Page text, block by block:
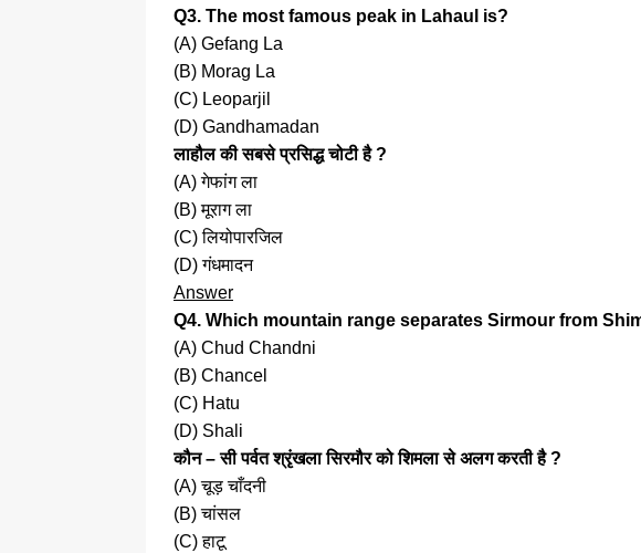
Q3. The most famous peak in Lahaul is?
(A) Gefang La
(B) Morag La
(C) Leoparjil
(D) Gandhamadan
लाहौल की सबसे प्रसिद्ध चोटी है ?
(A) गेफांग ला
(B) मूराग ला
(C) लियोपारजिल
(D) गंधमादन
Answer
Q4. Which mountain range separates Sirmour from
(A) Chud Chandni
(B) Chancel
(C) Hatu
(D) Shali
कौन – सी पर्वत श्रृंखला सिरमौर को शिमला से अलग करती है ?
(A) चूड़ चाँदनी
(B) चांसल
(C) हाटू